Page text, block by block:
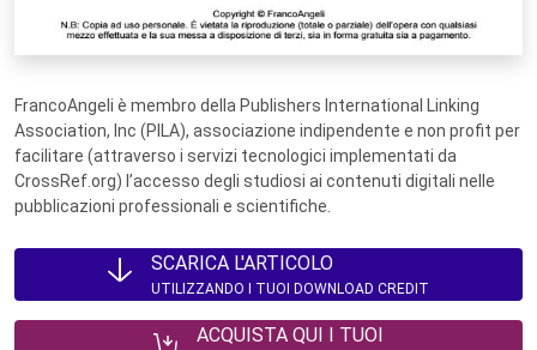
FrancoAngeli è membro della Publishers International Linking
Association, Inc (PILA), associazione indipendente e non profit per
facilitare (attraverso i servizi tecnologici implementati da
CrossRef.org) l’accesso degli studiosi ai contenuti digitali nelle
pubblicazioni professionali e scientifiche.
SCARICA L'ARTICOLO
UTILIZZANDO I TUOI DOWNLOAD CREDIT
ACQUISTA QUI I TUOI